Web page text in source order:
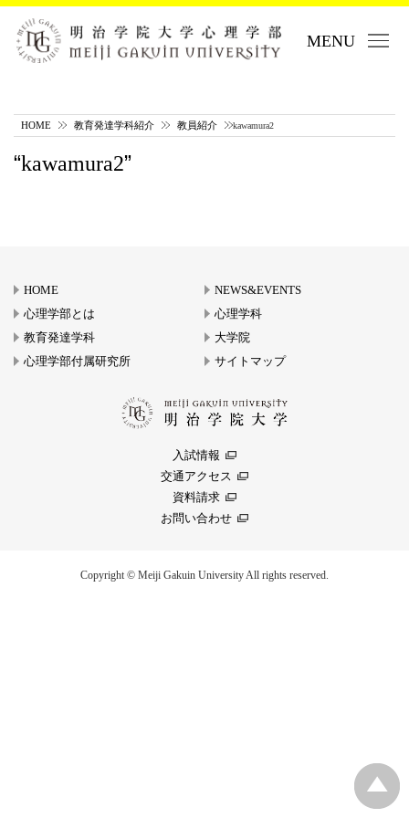
MENU
HOME 教育発達学科紹介 教員紹介 kawamura2
kawamura2
HOME
NEWS&EVENTS
心理学部とは
心理学科
教育発達学科
大学院
心理学部付属研究所
サイトマップ
入試情報
交通アクセス
資料請求
お問い合わせ
Copyright © Meiji Gakuin University All rights reserved.